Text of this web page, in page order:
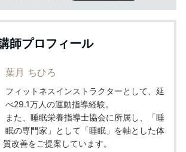
師プロフィール
葉月 ちひろ
フィットネスインストラクターとして、延
べ29.1万人の運動指導経験。
また、睡眠栄養指導士協会に所属し、「睡
眠の専門家」として「睡眠」を軸とした体
質改善をご提案しています。